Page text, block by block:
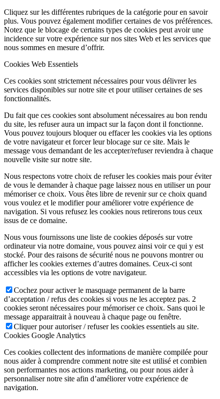
Cliquez sur les différentes rubriques de la catégorie pour en savoir
plus. Vous pouvez également modifier certaines de vos préférences.
Notez que le blocage de certains types de cookies peut avoir une
incidence sur votre expérience sur nos sites Web et les services que
nous sommes en mesure d’offrir.
Cookies Web Essentiels
Ces cookies sont strictement nécessaires pour vous délivrer les
services disponibles sur notre site et pour utiliser certaines de ses
fonctionnalités.
Du fait que ces cookies sont absolument nécessaires au bon rendu
du site, les refuser aura un impact sur la façon dont il fonctionne.
Vous pouvez toujours bloquer ou effacer les cookies via les options
de votre navigateur et forcer leur blocage sur ce site. Mais le
message vous demandant de les accepter/refuser reviendra à chaque
nouvelle visite sur notre site.
Nous respectons votre choix de refuser les cookies mais pour éviter
de vous le demander à chaque page laissez nous en utiliser un pour
mémoriser ce choix. Vous êtes libre de revenir sur ce choix quand
vous voulez et le modifier pour améliorer votre expérience de
navigation. Si vous refusez les cookies nous retirerons tous ceux
issus de ce domaine.
Nous vous fournissons une liste de cookies déposés sur votre
ordinateur via notre domaine, vous pouvez ainsi voir ce qui y est
stocké. Pour des raisons de sécurité nous ne pouvons montrer ou
afficher les cookies externes d’autres domaines. Ceux-ci sont
accessibles via les options de votre navigateur.
Cochez pour activer le masquage permanent de la barre
d’acceptation / refus des cookies si vous ne les acceptez pas. 2
cookies seront nécessaires pour mémoriser ce choix. Sans quoi le
message apparaitrait à nouveau à chaque page ou fenêtre.
Cliquer pour autoriser / refuser les cookies essentiels au site.
Cookies Google Analytics
Ces cookies collectent des informations de manière compilée pour
nous aider à comprendre comment notre site est utilisé et combien
son performantes nos actions marketing, ou pour nous aider à
personnaliser notre site afin d’améliorer votre expérience de
navigation.